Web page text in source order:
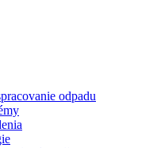
odpadu